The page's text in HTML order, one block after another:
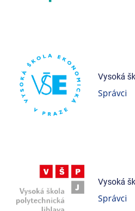
Vysoká
Správci
Vysoká
Správci